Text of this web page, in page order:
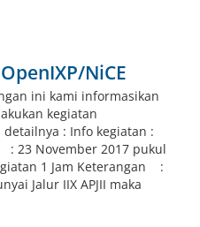
NiCE
ini kami informasikan
kegiatan
: Info kegiatan :
November 2017 pukul
1 Jam Keterangan :
Jalur IIX APJII maka